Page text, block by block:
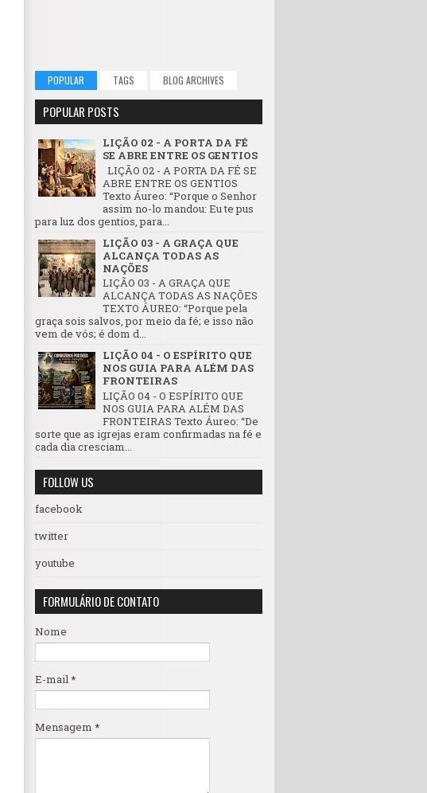
POPULAR TAGS BLOG ARCHIVES
POPULAR POSTS
LIÇÃO 02 - A PORTA DA FÉ
SE ABRE ENTRE OS GENTIOS
LIÇÃO 02 - A PORTA DA FÉ SE
ABRE ENTRE OS GENTIOS
Texto Áureo: “Porque o Senhor
assim no-lo mandou: Eu te pus
para luz dos gentios, para...
LIÇÃO 03 - A GRAÇA QUE
ALCANÇA TODAS AS
NAÇÕES
LIÇÃO 03 - A GRAÇA QUE
ALCANÇA TODAS AS NAÇÕES
TEXTO ÁUREO: “Porque pela
graça sois salvos, por meio da fé; e isso não
vem de vós; é dom d...
LIÇÃO 04 - O ESPÍRITO QUE
NOS GUIA PARA ALÉM DAS
FRONTEIRAS
LIÇÃO 04 - O ESPÍRITO QUE
NOS GUIA PARA ALÉM DAS
FRONTEIRAS Texto Áureo: “De
sorte que as igrejas eram confirmadas na fé e
cada dia cresciam...
FOLLOW US
facebook
twitter
youtube
FORMULÁRIO DE CONTATO
Nome
E-mail *
Mensagem *